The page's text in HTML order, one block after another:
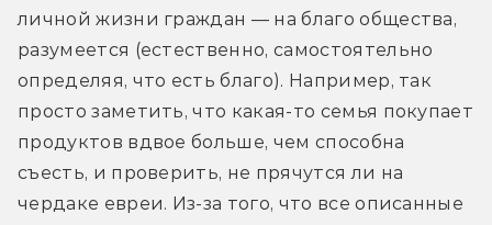
личной жизни граждан — на благо общества,
разумеется (естественно, самостоятельно
определяя, что есть благо). Например, так
просто заметить, что какая-то семья покупает
продуктов вдвое больше, чем способна
съесть, и проверить, не прячутся ли на
чердаке евреи. Из-за того, что все описанные